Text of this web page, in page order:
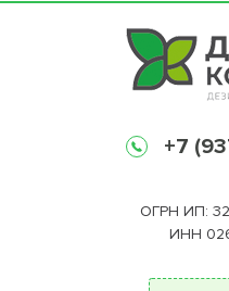
+7
ОГРН ИП:
ИНН